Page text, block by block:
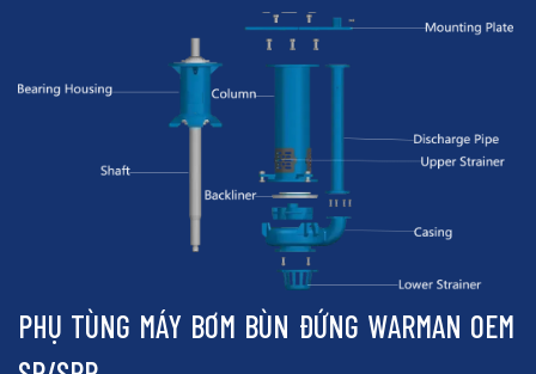
PHỤ TÙNG MÁY BƠM BÙN ĐỨNG WARMAN OEM